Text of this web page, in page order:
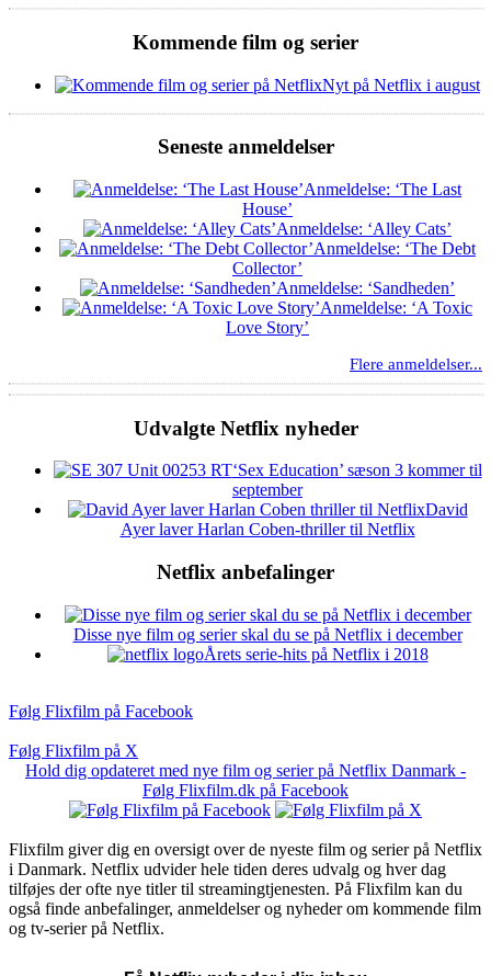
Kommende film og serier
Nyt på Netflix i august
Seneste anmeldelser
Anmeldelse: ‘The Last
House’
Anmeldelse: ‘Alley Cats’
Anmeldelse: ‘The Debt
Collector’
Anmeldelse: ‘Sandheden’
Anmeldelse: ‘A Toxic
Love Story’
Flere anmeldelser...
Udvalgte Netflix nyheder
‘Sex Education’ sæson 3 kommer til
september
David
Ayer laver Harlan Coben-thriller til Netflix
Netflix anbefalinger
Disse nye film og serier skal du se på Netflix i december
Årets serie-hits på Netflix i 2018
Følg Flixfilm på Facebook
Følg Flixfilm på X
Hold dig opdateret med nye film og serier på Netflix Danmark -
Følg Flixfilm.dk på Facebook
Flixfilm giver dig en oversigt over de nyeste film og serier på Netflix
i Danmark. Netflix udvider hele tiden deres udvalg og hver dag
tilføjes der ofte nye titler til streamingtjenesten. På Flixfilm kan du
også finde anbefalinger, anmeldelser og nyheder om kommende film
og tv-serier på Netflix.